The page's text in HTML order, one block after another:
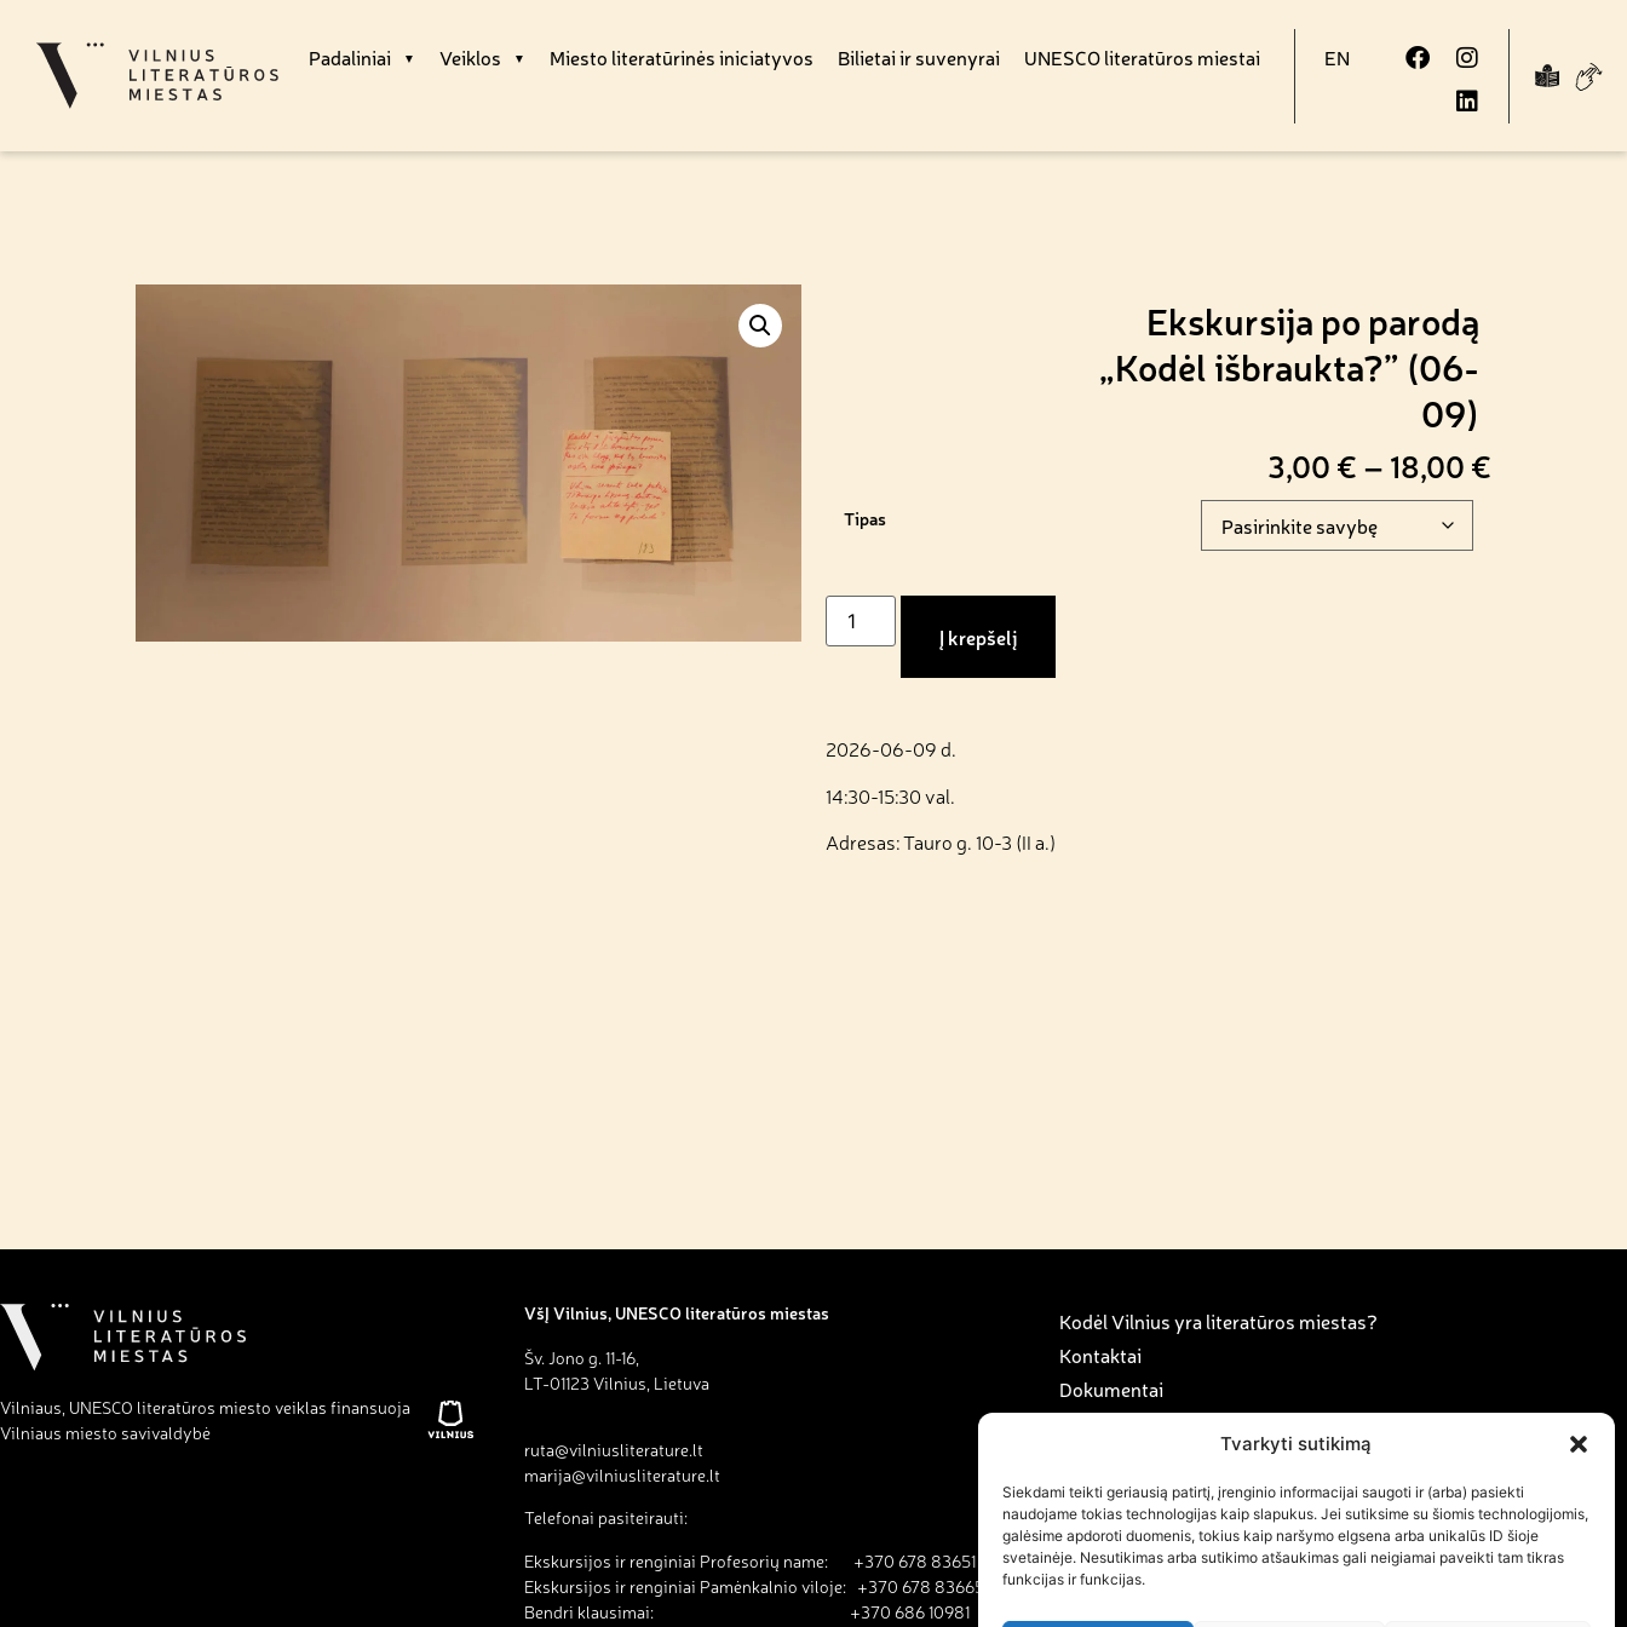
Tvarkyti sutikimą
Siekdami teikti geriausią patirtį, įrenginio informacijai saugoti ir (arba) pasiekti
naudojame tokias technologijas kaip slapukus. Jei sutiksime su šiomis technologijomis,
galėsime apdoroti duomenis, tokius kaip naršymo elgsena arba unikalūs ID šioje
svetainėje. Nesutikimas arba sutikimo atšaukimas gali neigiamai paveikti tam tikras
funkcijas ir funkcijas.
Padaliniai Veiklos Miesto literatūrinės iniciatyvos Bilietai ir suvenyrai UNESCO literatūros miestai EN
Ekskursija po parodą
„Kodėl išbraukta?” (06-
09)
3,00 € – 18,00 €
Tipas
Į krepšelį
2026-06-09 d.
14:30-15:30 val.
Adresas: Tauro g. 10-3 (II a.)
Vilniaus, UNESCO literatūros miesto veiklas finansuoja
Vilniaus miesto savivaldybė
VšĮ Vilnius, UNESCO literatūros miestas
Šv. Jono g. 11-16,
LT-01123 Vilnius, Lietuva
ruta@vilniusliterature.lt
marija@vilniusliterature.lt
Telefonai pasiteirauti:
Ekskursijos ir renginiai Profesorių name: +370 678 83651
Ekskursijos ir renginiai Pamėnkalnio viloje: +370 678 83665
Bendri klausimai: +370 686 10981
Kodėl Vilnius yra literatūros miestas?
Kontaktai
Dokumentai
Savanorystė ir karjera
Naujienos
Naujienlaiškio prenumerata